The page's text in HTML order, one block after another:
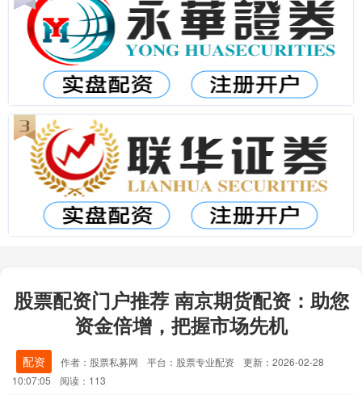
股票配资门户推荐 南京期货配资：助您
资金倍增，把握市场先机
配资 作者：股票私募网 平台：股票专业配资
更新：2026-02-28
10:07:05
阅读：113